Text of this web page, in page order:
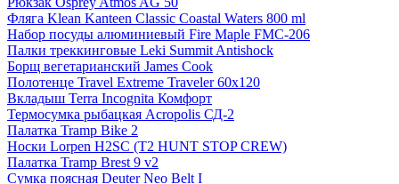
Фляга Klean Kanteen Classic Coastal Waters 800 ml
Набор посуды алюминиевый Fire Maple FMC-206
Палки треккинговые Leki Summit Antishock
Борщ вегетарианский James Cook
Полотенце Travel Extreme Traveler 60х120
Вкладыш Terra Incognita Комфорт
Термосумка рыбацкая Acropolis СД-2
Палатка Tramp Bike 2
Носки Lorpen H2SC (T2 HUNT STOP CREW)
Палатка Tramp Brest 9 v2
Сумка поясная Deuter Neo Belt I